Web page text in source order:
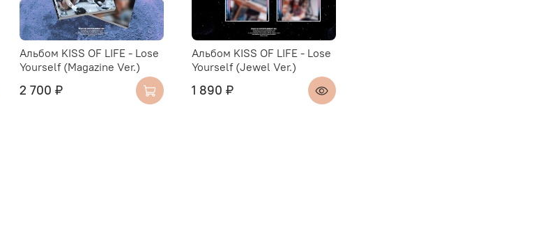
Альбом KISS OF LIFE - Lose
Yourself (Magazine Ver.)
2 700 ₽
Альбом KISS OF LIFE - Lose
Yourself (Jewel Ver.)
1 890 ₽